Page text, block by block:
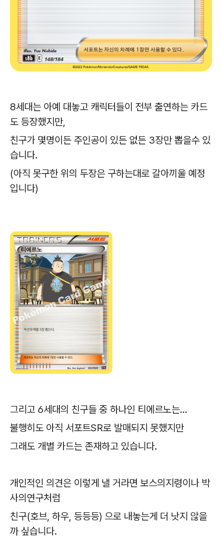
8세대는 아예 대놓고 캐릭터들이 전부 출연하는 카드
도 등장했지만,
친구가 몇명이든 주인공이 있든 없든 3장만 뽑을수 있
습니다.
(아직 못구한 위의 두장은 구하는대로 갈아끼울 예정
입니다)
그리고 6세대의 친구들 중 하나인 티에르노는...
불행히도 아직 서포트SR로 발매되지 못했지만
그래도 개별 카드는 존재하고 있습니다.
개인적인 의견은 이렇게 낼 거라면 보스의지령이나 박
사의연구처럼
친구(호브, 하우, 등등등) 으로 내놓는게 더 낫지 않을
까 싶습니다.